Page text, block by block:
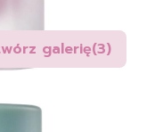
galerię(3)